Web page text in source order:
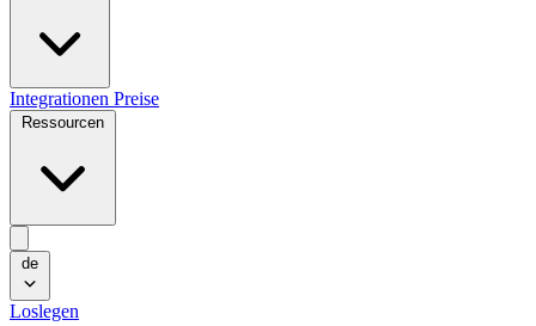
Integrationen Preise
de
Loslegen